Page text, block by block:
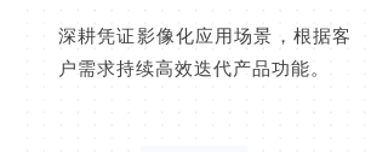
深耕凭证影像化应用场景，根据客
户需求持续高效迭代产品功能。